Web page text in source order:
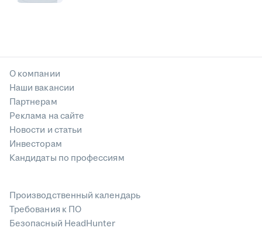
О компании
Наши вакансии
Партнерам
Реклама на сайте
Новости и статьи
Инвесторам
Кандидаты по профессиям
Производственный календарь
Требования к ПО
Безопасный HeadHunter